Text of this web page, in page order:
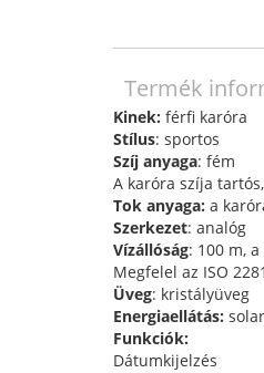
Termék
Kinek: férfi karóra
Stílus: sportos
Szíj anyaga: fém
A karóra szíja
Tok anyaga: a
Szerkezet: analóg
Vízállóság: 100 m,
Megfelel az ISO
Üveg: kristályüveg
Energiaellátás: solar
Funkciók:
Dátumkijelzés